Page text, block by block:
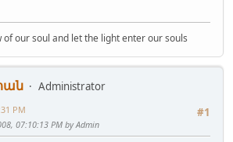
of our soul and let the light enter our souls
Administrator
#1
PM
07:10:13 PM by Admin